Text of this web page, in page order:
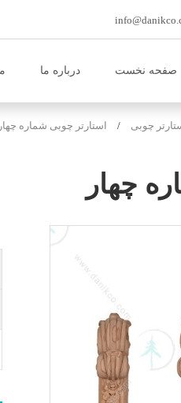
صفحه نخست درباره ما
چوبی استارتر چوبی شماره چهار
چهار